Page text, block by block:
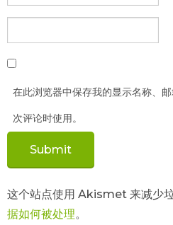
在此浏览器中保存我的显示名称、
次评论时使用。
这个站点使用 Akismet 来减少垃
据如何被处理。